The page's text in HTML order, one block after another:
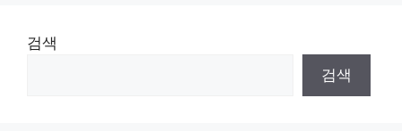
검색
검색